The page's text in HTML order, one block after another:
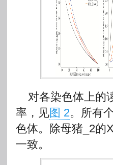
对各染色体上的
率，见图 2。所有
色体。除母猪_2的
一致。